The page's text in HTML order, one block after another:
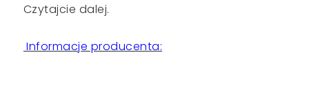
Czytajcie dalej.
Informacje producenta: